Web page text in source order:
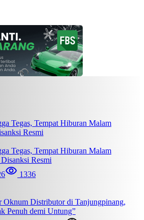
Tegas, Tempat Hiburan Malam
Resmi
1336
Oknum Distributor di Tanjungpinang,
Penuh demi Untung”